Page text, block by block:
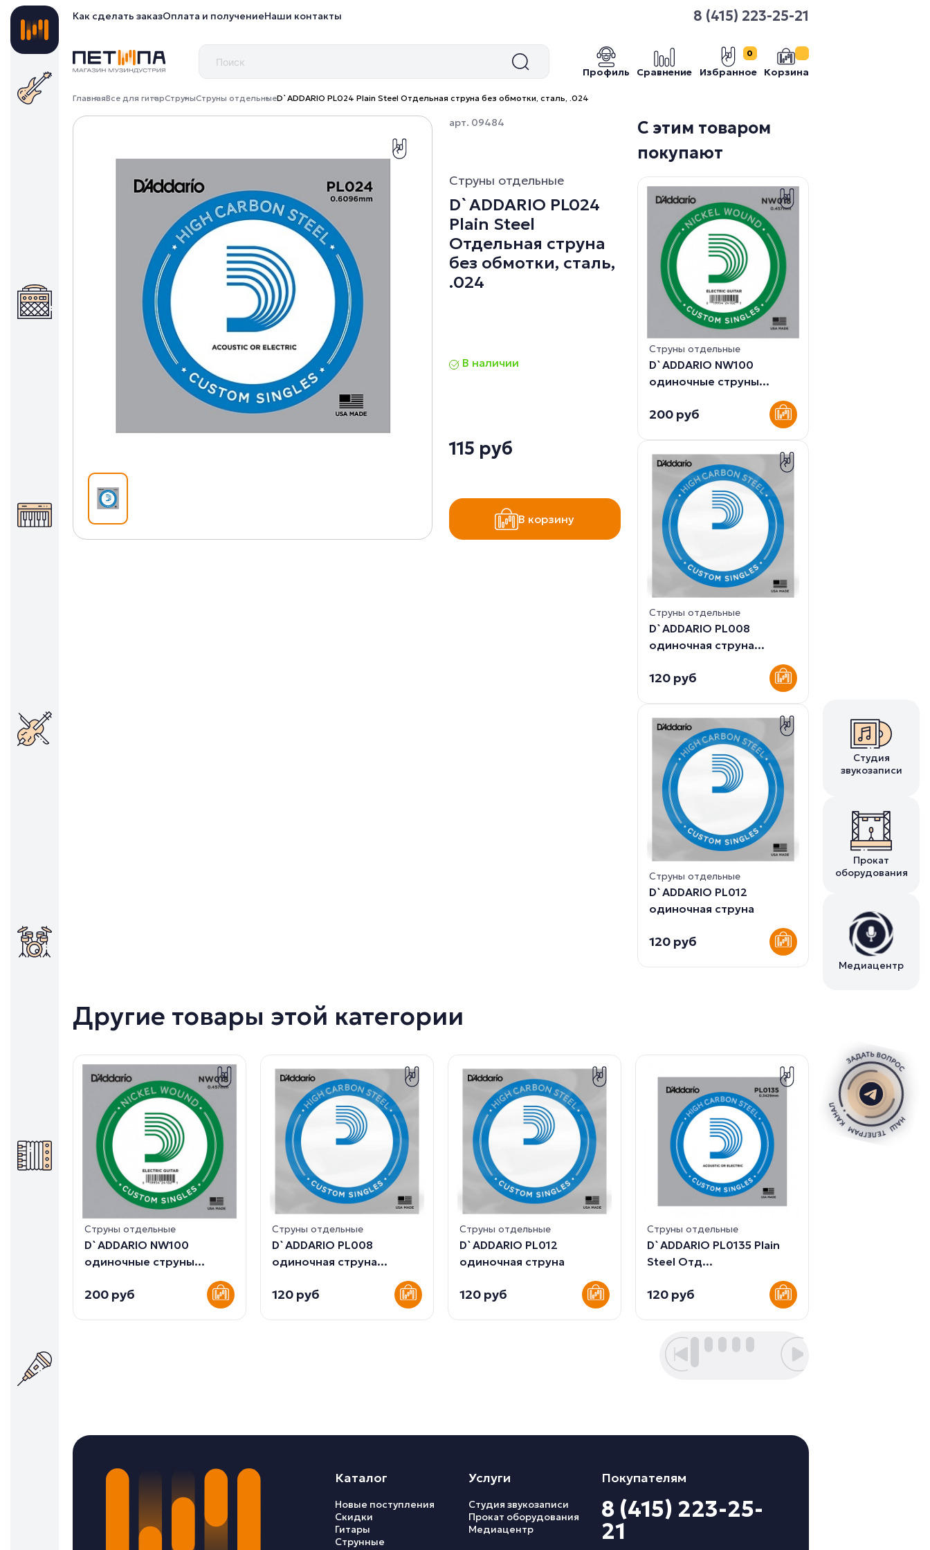
Студия
звукозаписи
Прокат
оборудования
Медиацентр
Как сделать заказОплата и получениеНаши контакты 8 (415) 223-25-21
Профиль Сравнение Избранное
0
Корзина
ГлавнаяВсе для гитарСтруныСтруны отдельныеD`ADDARIO PL024 Plain Steel Отдельная струна без обмотки, сталь, .024
арт. 09484
Струны отдельные
D`ADDARIO PL024
Plain Steel
Отдельная струна
без обмотки, сталь,
.024
В наличии
115 руб
В корзину
С этим товаром
покупают
Струны отдельные
D`ADDARIO NW100
одиночные струны...
200 руб
Струны отдельные
D`ADDARIO PL008
одиночная струна...
120 руб
Струны отдельные
D`ADDARIO PL012
одиночная струна
120 руб
Другие товары этой категории
Струны отдельные
D`ADDARIO NW100
одиночные струны...
200 руб
Струны отдельные
D`ADDARIO PL008
одиночная струна...
120 руб
Струны отдельные
D`ADDARIO PL012
одиночная струна
120 руб
Струны отдельные
D`ADDARIO PL0135 Plain
Steel Отд...
120 руб
Каталог
Новые поступления
Скидки
Гитары
Струнные
Услуги
Студия звукозаписи
Прокат оборудования
Медиацентр
Покупателям
8 (415) 223-25-
21